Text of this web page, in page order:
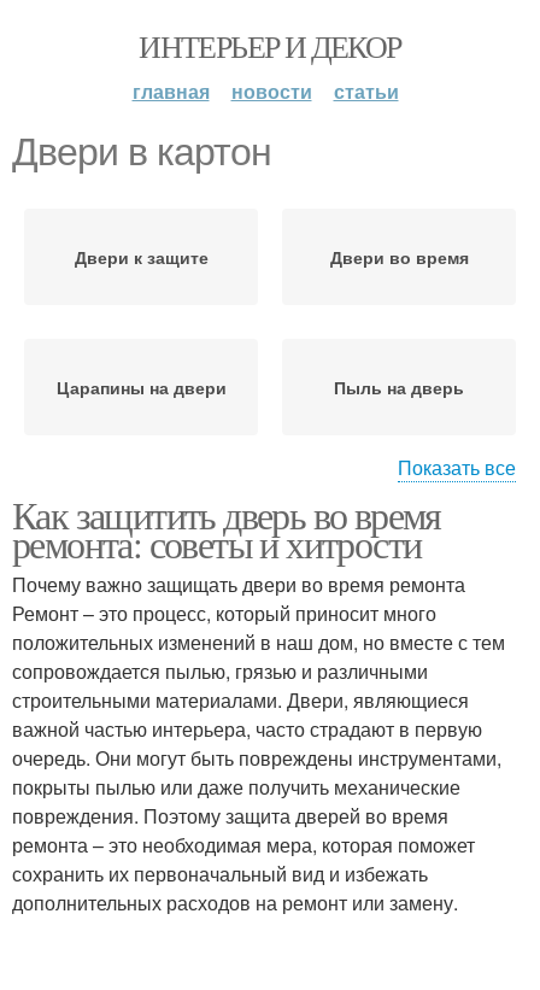
ИНТЕРЬЕР И ДЕКОР
главная новости статьи
Двери в картон
Двери к защите Двери во время
Царапины на двери Пыль на дверь
Межкомнатные двери
Показать все
Как защитить дверь во время
ремонта: советы и хитрости
Почему важно защищать двери во время ремонта
Ремонт – это процесс, который приносит много
положительных изменений в наш дом, но вместе с тем
сопровождается пылью, грязью и различными
строительными материалами. Двери, являющиеся
важной частью интерьера, часто страдают в первую
очередь. Они могут быть повреждены инструментами,
покрыты пылью или даже получить механические
повреждения. Поэтому защита дверей во время
ремонта – это необходимая мера, которая поможет
сохранить их первоначальный вид и избежать
дополнительных расходов на ремонт или замену.